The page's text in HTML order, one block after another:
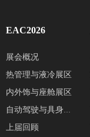
展会概况
热管理与液冷展区
内外饰与座舱展区
自动驾驶与具身智能展区
上届回顾
EAC2026